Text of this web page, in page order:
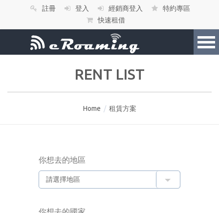
註冊 登入 經銷商登入
特約專區
快速租借
RENT LIST
Home / 租賃方案
你想去的地區